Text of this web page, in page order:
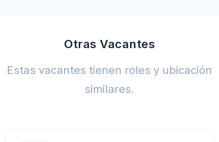
Otras Vacantes
Estas vacantes tienen roles y ubicación
similares.